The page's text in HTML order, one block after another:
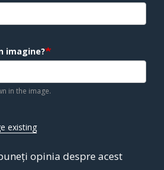
imagine?
in the image.
existing
opinia despre acest